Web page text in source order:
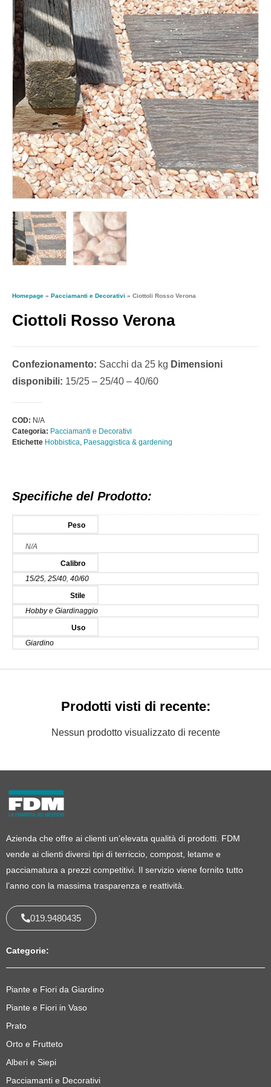
Homepage » Pacciamanti e Decorativi » Ciottoli Rosso Verona
Ciottoli Rosso Verona
Confezionamento: Sacchi da 25 kg Dimensioni
disponibili: 15/25 – 25/40 – 40/60
COD: N/A
Categoria: Pacciamanti e Decorativi
Etichette Hobbistica Paesaggistica & gardening
Specifiche del Prodotto:
Peso
N/A
Calibro
15/25 25/40 40/60
Stile
Hobby e Giardinaggio
Uso
Giardino
Prodotti visti di recente:
Nessun prodotto visualizzato di recente
Azienda che offre ai clienti un’elevata qualità di prodotti. FDM
vende ai clienti diversi tipi di terriccio, compost, letame e
pacciamatura a prezzi competitivi. Il servizio viene fornito tutto
l’anno con la massima trasparenza e reattività.
019.9480435
Categorie:
Piante e Fiori da Giardino
Piante e Fiori in Vaso
Prato
Orto e Frutteto
Alberi e Siepi
Pacciamanti e Decorativi